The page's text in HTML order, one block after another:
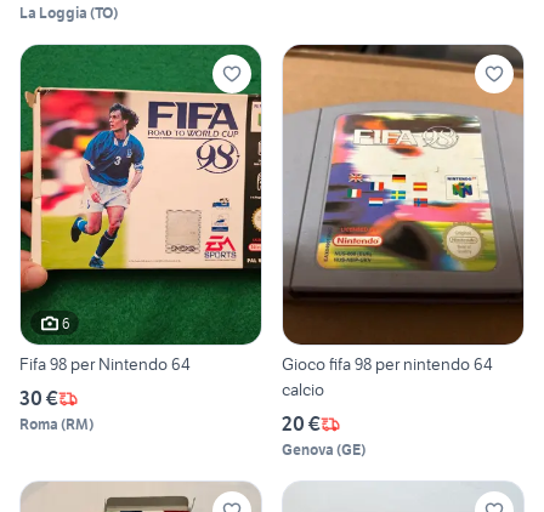
La Loggia (TO)
6
Fifa 98 per Nintendo 64
30 €
Roma (RM)
Gioco fifa 98 per nintendo 64
calcio
20 €
Genova (GE)